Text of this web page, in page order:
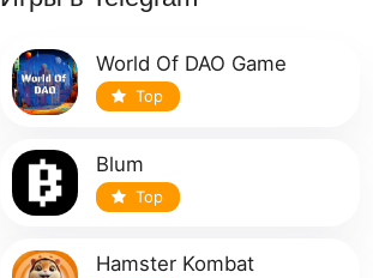
World Of DAO Game
Top
Blum
Top
Hamster Kombat